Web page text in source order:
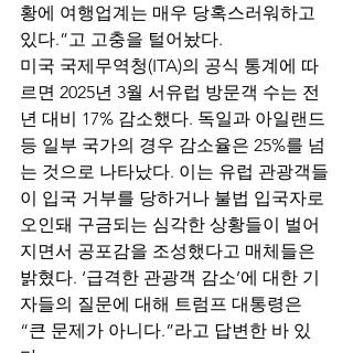
황에 여행업계는 매우 당혹스러워하고
있다.”고 고충을 털어놨다.
미국 국제무역청(ITA)의 공식 통계에 따
르면 2025년 3월 서유럽 방문객 수는 전
년 대비 17% 감소했다. 독일과 아일랜드
등 일부 국가의 경우 감소율은 25%를 넘
는 것으로 나타났다. 이는 유럽 관광객들
이 입국 거부를 당하거나 불법 입국자로
오인돼 구금되는 심각한 상황들이 벌어
지면서 공포감을 조성했다고 매체들은
밝혔다. ‘급격한 관광객 감소’에 대한 기
자들의 질문에 대해 트럼프 대통령은
“큰 문제가 아니다.”라고 답변한 바 있